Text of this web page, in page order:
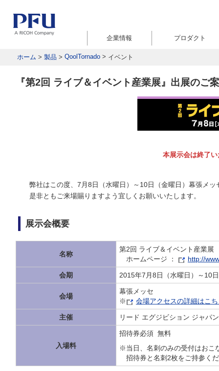
企業情報 プロダクト
ホーム > 製品 > QoolTornado > イベント
『第2回 ライブ＆イベント産業展』出展のご
本展示会は終了
弊社はこの度、7月8日（水曜日）～10日（金曜日）幕張メ
是非ともご来場賜りますよう宜しくお願いいたします。
展示会概要
名称
第2回 ライブ＆イベント産業展
ホームページ ：
http://
会期 2015年7月8日（水曜日）～10
会場
幕張メッセ
※
会場アクセスの詳細はこ
主催 リード エグジビション ジャパ
入場料
招待券必須 無料
※当日、名刺のみの受付はおこ
招待券と名刺2枚をご持参く